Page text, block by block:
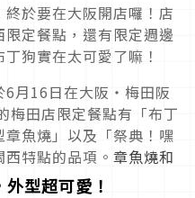
於要在大阪開店囉！店
定餐點，還有限定週邊
狗實在太可愛了嘛！
6月16日在大阪・梅田阪
梅田店限定餐點有「布丁
魚燒」以及「祭典！嘿
特點的品項。 章魚燒和
型超可愛！